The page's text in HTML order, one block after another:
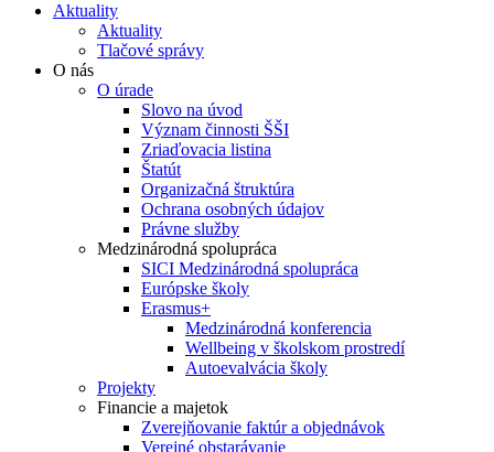
Aktuality
Aktuality
Tlačové správy
O nás
O úrade
Slovo na úvod
Význam činnosti ŠŠI
Zriaďovacia listina
Štatút
Organizačná štruktúra
Ochrana osobných údajov
Právne služby
Medzinárodná spolupráca
SICI Medzinárodná spolupráca
Európske školy
Erasmus+
Medzinárodná konferencia
Wellbeing v školskom prostredí
Autoevalvácia školy
Projekty
Financie a majetok
Zverejňovanie faktúr a objednávok
Verejné obstarávanie